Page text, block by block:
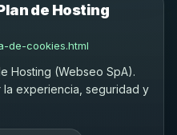
de Hosting
de-cookies.html
Hosting (Webseo SpA).
experiencia, seguridad y